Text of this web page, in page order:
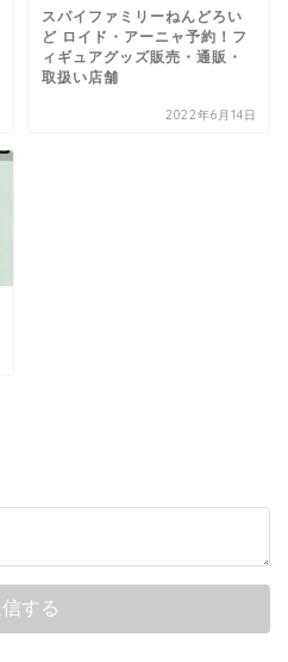
スパイファミリーねんどろい
ど ロイド・アーニャ予約！フ
ィギュアグッズ販売・通販・
取扱い店舗
2022年6月14日